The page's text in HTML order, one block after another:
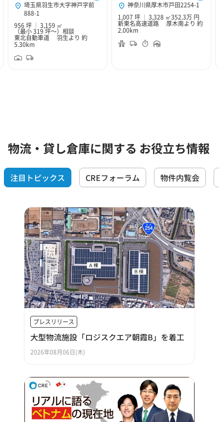
埼玉県羽生市大字神戸字前
888-1
956 坪
3,159 ㎡
（最小 319 坪～） 相談
東北自動車道 羽生より 約
5.30km
神奈川県厚木市戸田2254-1
1,007 坪
3,328 ㎡352.3万 円
新東名高速道路 厚木南より 約
2.00km
物流・貸し倉庫に関する お役立ち情報
注目トピックス CREフォーラム 物件内覧会
プレスリリース
大型物流施設「ロジスクエア朝霞B」を着工
2026年08月06日(木)